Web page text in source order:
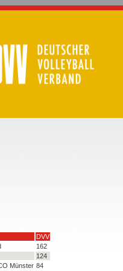
DVV
162
124
Münster 84